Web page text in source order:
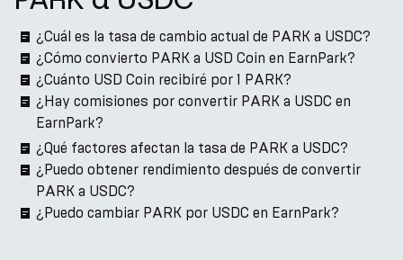
¿Cuál es la tasa de cambio actual de PARK a USDC?
¿Cómo convierto PARK a USD Coin en EarnPark?
¿Cuánto USD Coin recibiré por 1 PARK?
¿Hay comisiones por convertir PARK a USDC en
EarnPark?
¿Qué factores afectan la tasa de PARK a USDC?
¿Puedo obtener rendimiento después de convertir
PARK a USDC?
¿Puedo cambiar PARK por USDC en EarnPark?